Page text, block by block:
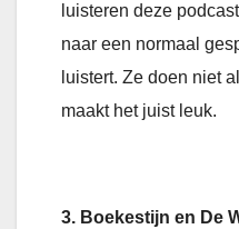
luisteren deze
naar een normaal
luistert. Ze doen niet
maakt het juist leuk.
3. Boekestijn en De